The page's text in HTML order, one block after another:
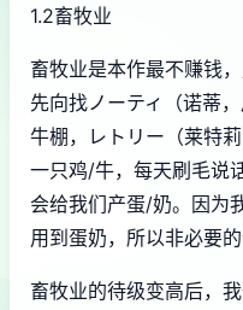
1.2畜牧业
畜牧业是本作最不赚钱
先向找ノーティ（诺蒂
牛棚，レトリー（莱特
一只鸡/牛，每天刷毛说
会给我们产蛋/奶。因为
用到蛋奶，所以非必要的
畜牧业的待级变高后，